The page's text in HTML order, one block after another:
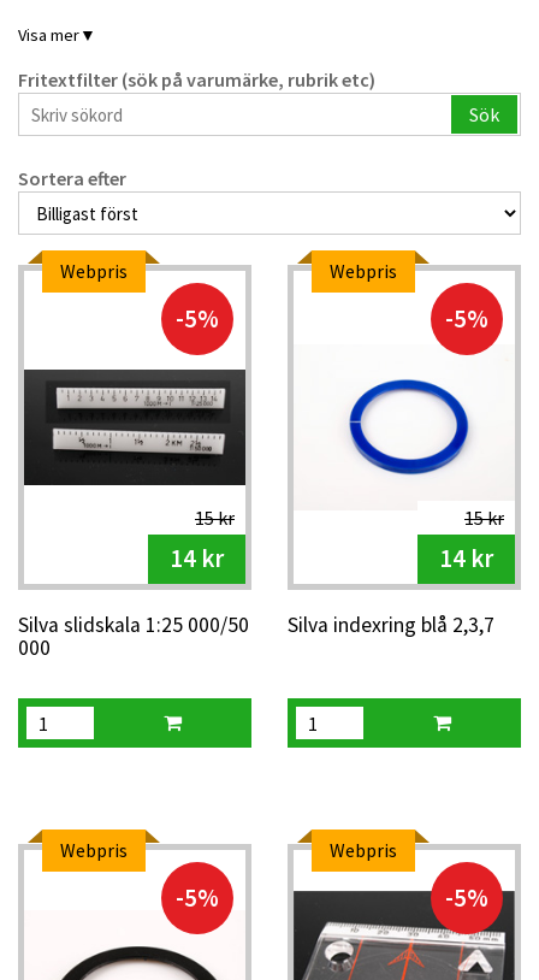
Visa mer▼
Fritextfilter (sök på varumärke, rubrik etc)
Sök
Sortera efter
Webpris
-5%
15 kr
14 kr
Silva slidskala 1:25 000/50
000
Webpris
-5%
15 kr
14 kr
Silva indexring blå 2,3,7
Webpris
-5%
Webpris
-5%